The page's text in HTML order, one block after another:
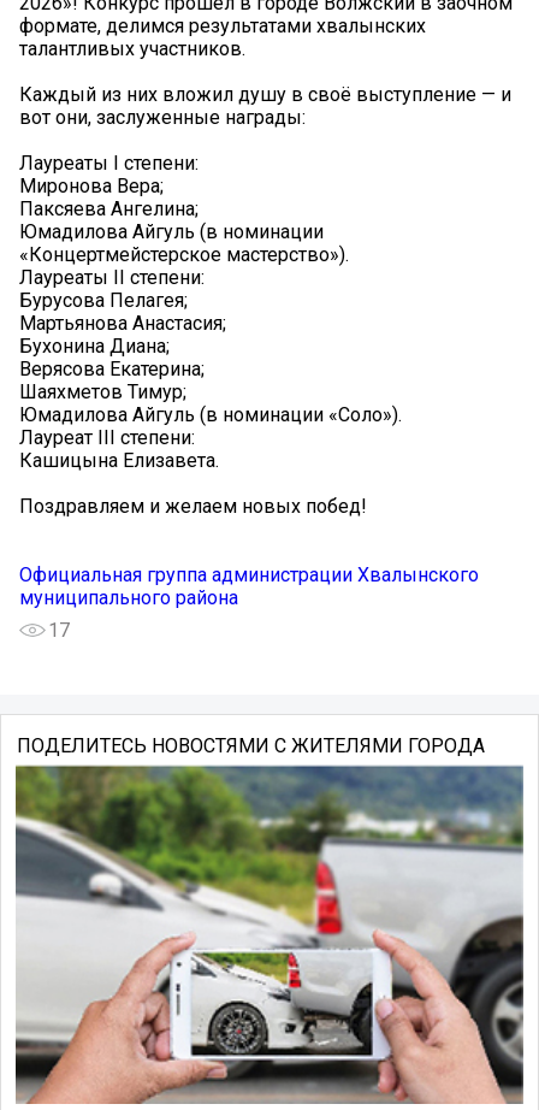
формате, делимся результатами хвалынских
талантливых участников.
Каждый из них вложил душу в своё выступление — и
вот они, заслуженные награды:
Лауреаты I степени:
Миронова Вера;
Паксяева Ангелина;
Юмадилова Айгуль (в номинации
«Концертмейстерское мастерство»).
Лауреаты II степени:
Бурусова Пелагея;
Мартьянова Анастасия;
Бухонина Диана;
Верясова Екатерина;
Шаяхметов Тимур;
Юмадилова Айгуль (в номинации «Соло»).
Лауреат III степени:
Кашицына Елизавета.
Поздравляем и желаем новых побед!
Официальная группа администрации Хвалынского
муниципального района
17
ПОДЕЛИТЕСЬ НОВОСТЯМИ С ЖИТЕЛЯМИ ГОРОДА